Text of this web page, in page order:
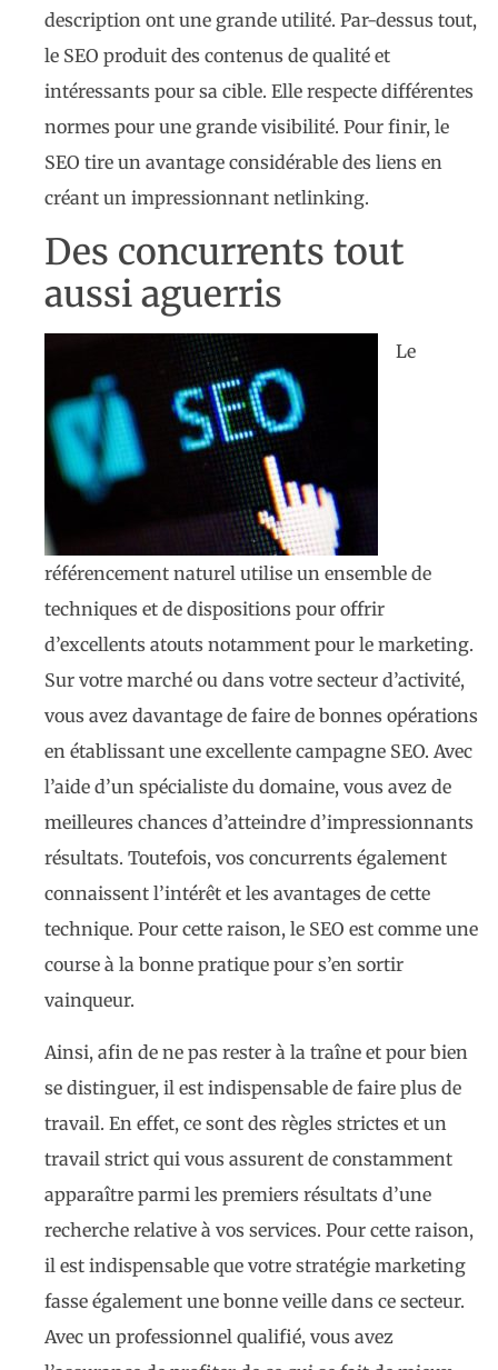
description ont une grande utilité. Par-dessus tout,
le SEO produit des contenus de qualité et
intéressants pour sa cible. Elle respecte différentes
normes pour une grande visibilité. Pour finir, le
SEO tire un avantage considérable des liens en
créant un impressionnant netlinking.
Des concurrents tout
aussi aguerris
Le
référencement naturel utilise un ensemble de
techniques et de dispositions pour offrir
d’excellents atouts notamment pour le marketing.
Sur votre marché ou dans votre secteur d’activité,
vous avez davantage de faire de bonnes opérations
en établissant une excellente campagne SEO. Avec
l’aide d’un spécialiste du domaine, vous avez de
meilleures chances d’atteindre d’impressionnants
résultats. Toutefois, vos concurrents également
connaissent l’intérêt et les avantages de cette
technique. Pour cette raison, le SEO est comme une
course à la bonne pratique pour s’en sortir
vainqueur.
Ainsi, afin de ne pas rester à la traîne et pour bien
se distinguer, il est indispensable de faire plus de
travail. En effet, ce sont des règles strictes et un
travail strict qui vous assurent de constamment
apparaître parmi les premiers résultats d’une
recherche relative à vos services. Pour cette raison,
il est indispensable que votre stratégie marketing
fasse également une bonne veille dans ce secteur.
Avec un professionnel qualifié, vous avez